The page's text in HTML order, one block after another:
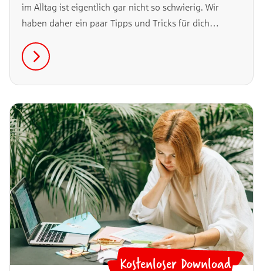
im Alltag ist eigentlich gar nicht so schwierig. Wir
haben daher ein paar Tipps und Tricks für dich
effektiv Geld sparen kannst. Los geht’s!
Kostenloser Download